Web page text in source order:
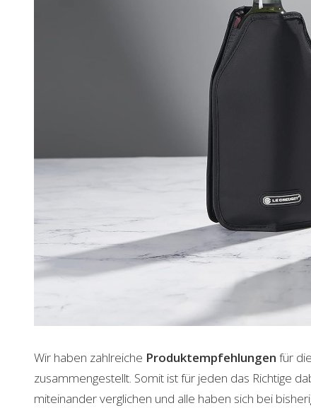
Wir haben zahlreiche Produktempfehlungen für
zusammengestellt. Somit ist für jeden das Richtige
miteinander verglichen und alle haben sich bei